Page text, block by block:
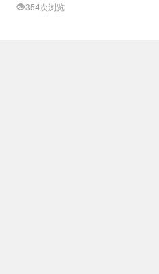
354次浏览